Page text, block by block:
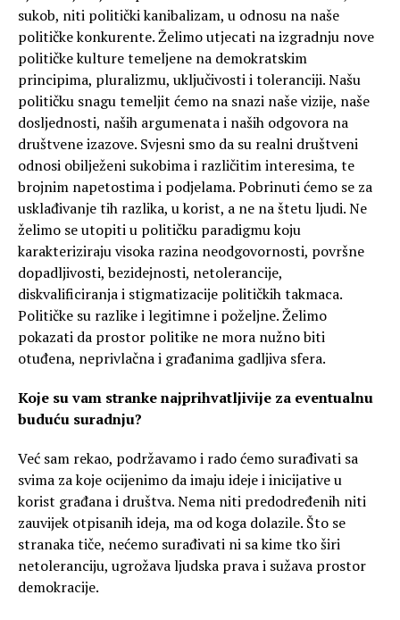
sukob, niti politički kanibalizam, u odnosu na naše
političke konkurente. Želimo utjecati na izgradnju nove
političke kulture temeljene na demokratskim
principima, pluralizmu, uključivosti i toleranciji. Našu
političku snagu temeljit ćemo na snazi naše vizije, naše
dosljednosti, naših argumenata i naših odgovora na
društvene izazove. Svjesni smo da su realni društveni
odnosi obilježeni sukobima i različitim interesima, te
brojnim napetostima i podjelama. Pobrinuti ćemo se za
usklađivanje tih razlika, u korist, a ne na štetu ljudi. Ne
želimo se utopiti u političku paradigmu koju
karakteriziraju visoka razina neodgovornosti, površne
dopadljivosti, bezidejnosti, netolerancije,
diskvalificiranja i stigmatizacije političkih takmaca.
Političke su razlike i legitimne i poželjne. Želimo
pokazati da prostor politike ne mora nužno biti
otuđena, neprivlačna i građanima gadljiva sfera.
Koje su vam stranke najprihvatljivije za eventualnu
buduću suradnju?
Već sam rekao, podržavamo i rado ćemo surađivati sa
svima za koje ocijenimo da imaju ideje i inicijative u
korist građana i društva. Nema niti predodređenih niti
zauvijek otpisanih ideja, ma od koga dolazile. Što se
stranaka tiče, nećemo surađivati ni sa kime tko širi
netoleranciju, ugrožava ljudska prava i sužava prostor
demokracije.